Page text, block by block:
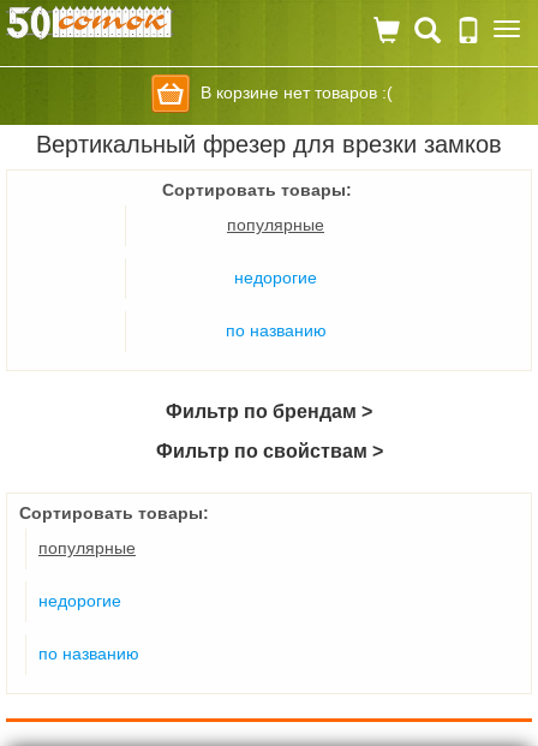
В корзине нет товаров :(
Вертикальный фрезер для врезки замков
Сортировать товары:
популярные
недорогие
по названию
Фильтр по брендам >
Фильтр по свойствам >
Сортировать товары:
популярные
недорогие
по названию